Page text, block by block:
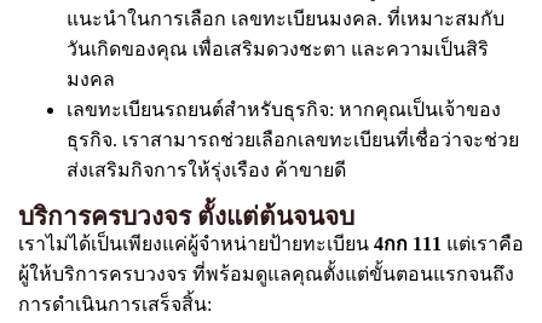
แนะนำในการเลือก เลขทะเบียนมงคล. ที่เหมาะสมกับ
วันเกิดของคุณ เพื่อเสริมดวงชะตา และความเป็นสิริ
มงคล
เลขทะเบียนรถยนต์สำหรับธุรกิจ: หากคุณเป็นเจ้าของ
ธุรกิจ. เราสามารถช่วยเลือกเลขทะเบียนที่เชื่อว่าจะช่วย
ส่งเสริมกิจการให้รุ่งเรือง ค้าขายดี
บริการครบวงจร ตั้งแต่ต้นจนจบ
เราไม่ได้เป็นเพียงแค่ผู้จำหน่ายป้ายทะเบียน 4กก 111 แต่เราคือ
ผู้ให้บริการครบวงจร ที่พร้อมดูแลคุณตั้งแต่ขั้นตอนแรกจนถึง
การดำเนินการเสร็จสิ้น: